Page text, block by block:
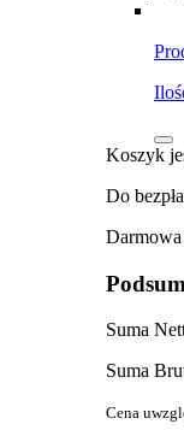
Koszyk
Do
Suma
Suma
Cena